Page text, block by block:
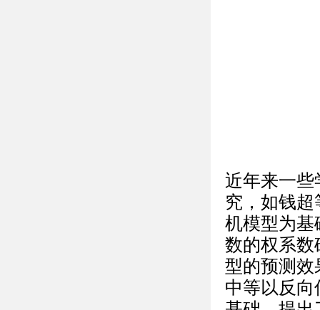
近年来一些
究，如钱超
机模型为基
数的权系数
型的预测效
中等以反